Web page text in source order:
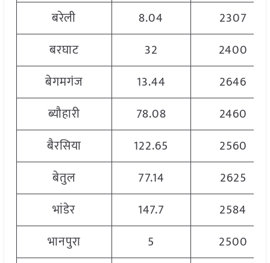
बरेली
8.04
2307
बरघाट
32
2400
बेगमगंज
13.44
2646
ब्यौहारी
78.08
2460
बैरसिया
122.65
2560
बेतुल
77.14
2625
भांडेर
147.7
2584
भानपुरा
5
2500